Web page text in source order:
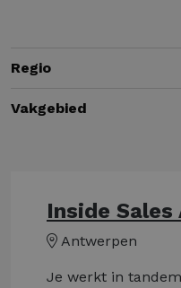
Regio
Vakgebied
Inside
Antwerpen
Je werkt in